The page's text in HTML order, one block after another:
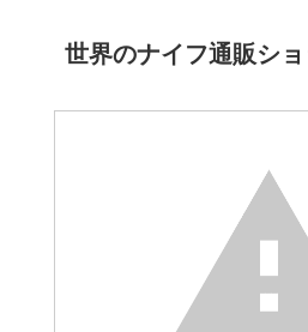
世界のナイフ通販シ